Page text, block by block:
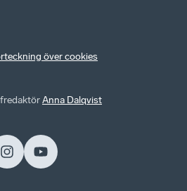
över cookies
Anna Dalqvist